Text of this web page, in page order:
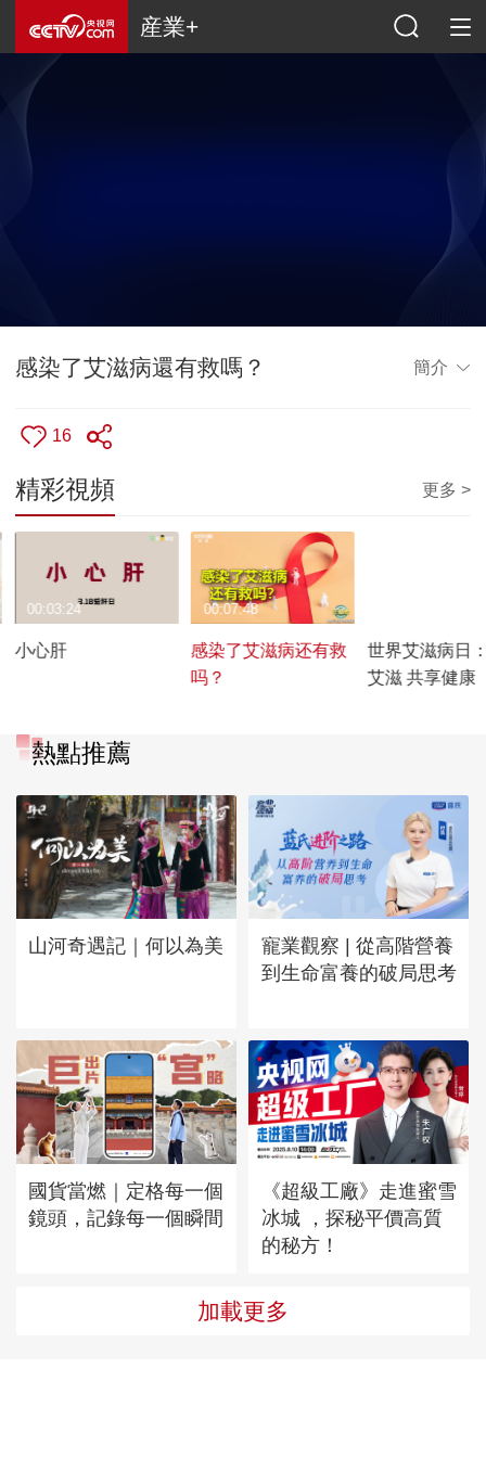
産業+
感染了艾滋病還有救嗎？ 簡介
16
精彩視頻 更多 >
小心肝
00:03:24
感染了艾滋病还有救
吗？
00:07:48
世界艾滋病日
艾滋 共享健康
熱點推薦
山河奇遇記｜何以為美
寵業觀察 | 從高階營養
到生命富養的破局思考
國貨當燃｜定格每一個
鏡頭，記錄每一個瞬間
《超級工廠》走進蜜雪
冰城 ，探秘平價高質
的秘方！
加載更多